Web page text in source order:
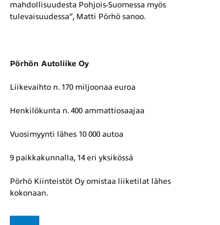
mahdollisuudesta Pohjois-Suomessa myös
tulevaisuudessa”, Matti Pörhö sanoo.
Pörhön Autoliike Oy
Liikevaihto n. 170 miljoonaa euroa
Henkilökunta n. 400 ammattiosaajaa
Vuosimyynti lähes 10 000 autoa
9 paikkakunnalla, 14 eri yksikössä
Pörhö Kiinteistöt Oy omistaa liiketilat lähes
kokonaan.